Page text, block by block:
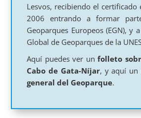
Lesvos, recibiendo el certificado
2006 entrando a formar
Geoparques Europeos (EGN), y
Global de Geoparques de la
Aquí puedes ver unfolleto
Cabo de Gata-Níjar, y aquí un
general del Geoparque.